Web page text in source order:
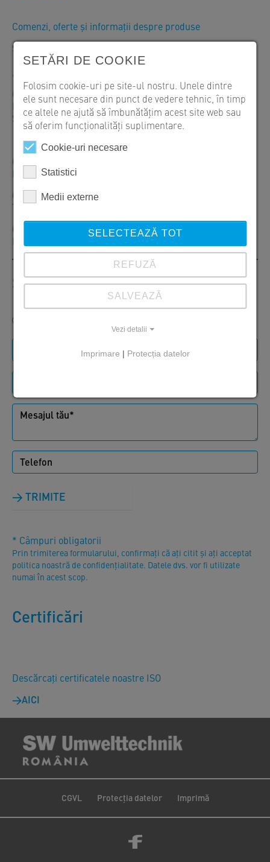
Comenzi, oferte și informații despre produse
SW Umwelttechnik România S.R.L.
+40 246 207050
Orar: Luni – Vineri: 07:30–16:00
Livrări: Luni – Vineri: 07:30–20:00
Sambătă – Duminică: Închis
CP 087253 Izvoru, Str. Zăvoiului Nr. 1, Comuna Vânătorii
Mici, Jud. Giurgiu, Tel. +40 246 207050
CP 307305 Orţişoara, Str. Principală, Nr. 680, Jud. Timiş,
Tel. +40 256 296168
CP 707145 Cristești, DE 8 Nr. 1271 A, Com. Cristești, Jud.
Iași, Tel. +40 232 742900
Scrie-ne
TRIMITE
* Câmpuri obligatorii
Prin trimiterea formularului, confirmați că ați citit și ați acceptat
politica noastră de confidențialitate. Datele dvs. vor fi utilizate
numai în acest scop.
Certificări
Descărcați certificatele noastre ISO
AICI
CGVL Protecția datelor Imprimă
SETĂRI DE COOKIE
Folosim cookie-uri pe site-ul nostru. Unele dintre
ele sunt necesare din punct de vedere tehnic, în timp
ce altele ne ajută să îmbunătățim acest site web sau
să oferim funcționalități suplimentare.
Cookie-uri necesare
Statistici
Medii externe
SELECTEAZĂ TOT
REFUZĂ
SALVEAZĂ
Vezi detalii
Imprimare | Protecția datelor